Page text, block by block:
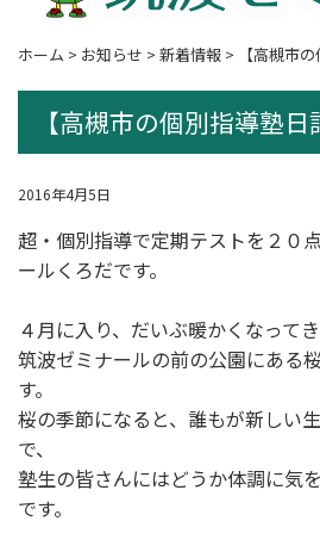
ホーム > お知らせ > 新着情報 > 【高槻市
【高槻市の個別指導塾
2016年4月5日
超・個別指導で定期テストを２０
ールくろだです。
４月に入り、だいぶ暖かくなってき
筑波ゼミナールの前の公園にある
す。
桜の季節になると、誰もが新しい
で、
塾生の皆さんにはどうか体調に気
です。